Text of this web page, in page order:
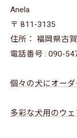
Anela
〒 811-3135
住所： 福岡県古
電話番号 : 090-
個々の犬にオー
多彩な犬用のウ